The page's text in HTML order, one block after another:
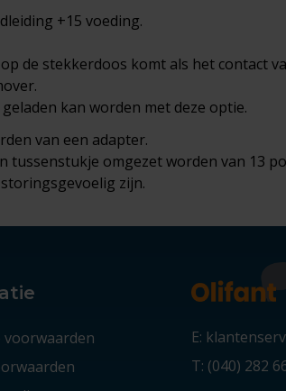
+15 voeding.
de stekkerdoos komt als het contact
kan worden met deze optie.
van een adapter.
tussenstukje omgezet worden van 13
zijn.
voorwaarden
E:
T: (040) 282